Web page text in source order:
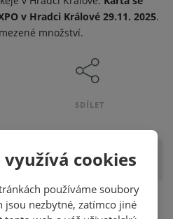
cookies
používáme soubory
jsou nezbytné, zatímco jiné
v Hradci Králové 29.11. 2025.
množství.
SDÍLET